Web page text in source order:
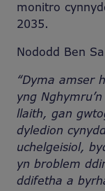
monitro
2035.
Nododd Ben
“Dyma amser
yng
llaith, gan
dyledion
uchelgeisiol,
yn broblem
ddifetha a